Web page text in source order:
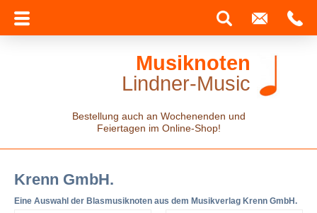
Musiknoten
Lindner-Music
Bestellung auch an Wochenenden und
Feiertagen im Online-Shop!
Krenn GmbH.
Eine Auswahl der Blasmusiknoten aus dem Musikverlag Krenn GmbH.